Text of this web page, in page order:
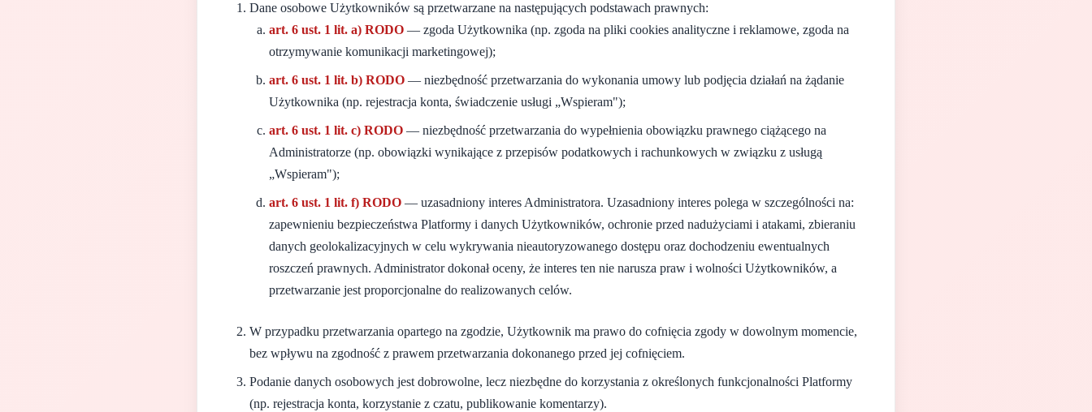
Dane osobowe Użytkowników są przetwarzane na następujących podstawach prawnych:
art. 6 ust. 1 lit. a) RODO — zgoda Użytkownika (np. zgoda na pliki cookies analityczne i reklamowe, zgoda na
otrzymywanie komunikacji marketingowej);
art. 6 ust. 1 lit. b) RODO — niezbędność przetwarzania do wykonania umowy lub podjęcia działań na żądanie
Użytkownika (np. rejestracja konta, świadczenie usługi „Wspieram");
art. 6 ust. 1 lit. c) RODO — niezbędność przetwarzania do wypełnienia obowiązku prawnego ciążącego na
Administratorze (np. obowiązki wynikające z przepisów podatkowych i rachunkowych w związku z usługą
„Wspieram");
art. 6 ust. 1 lit. f) RODO — uzasadniony interes Administratora. Uzasadniony interes polega w szczególności na:
zapewnieniu bezpieczeństwa Platformy i danych Użytkowników, ochronie przed nadużyciami i atakami, zbieraniu
danych geolokalizacyjnych w celu wykrywania nieautoryzowanego dostępu oraz dochodzeniu ewentualnych
roszczeń prawnych. Administrator dokonał oceny, że interes ten nie narusza praw i wolności Użytkowników, a
przetwarzanie jest proporcjonalne do realizowanych celów.
W przypadku przetwarzania opartego na zgodzie, Użytkownik ma prawo do cofnięcia zgody w dowolnym momencie,
bez wpływu na zgodność z prawem przetwarzania dokonanego przed jej cofnięciem.
Podanie danych osobowych jest dobrowolne, lecz niezbędne do korzystania z określonych funkcjonalności Platformy
(np. rejestracja konta, korzystanie z czatu, publikowanie komentarzy).